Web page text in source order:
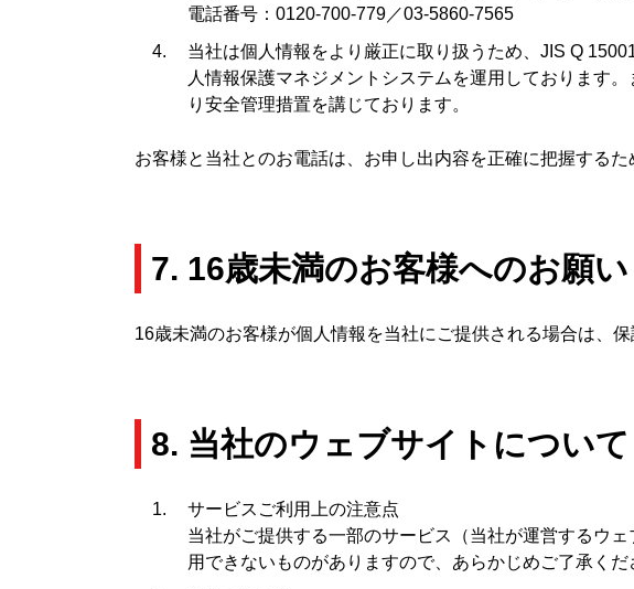
電話番号：0120-700-779／03-5860-7565
当社は個人情報をより厳正に取り扱うため、JIS Q
人情報保護マネジメントシステムを運用しております
り安全管理措置を講じております。
お客様と当社とのお電話は、お申し出内容を正確に把握する
7. 16歳未満のお客様へのお願い
16歳未満のお客様が個人情報を当社にご提供される場合は、
8. 当社のウェブサイトについて
サービスご利用上の注意点
当社がご提供する一部のサービス（当社が運営するウ
用できないものがありますので、あらかじめご了承くだ